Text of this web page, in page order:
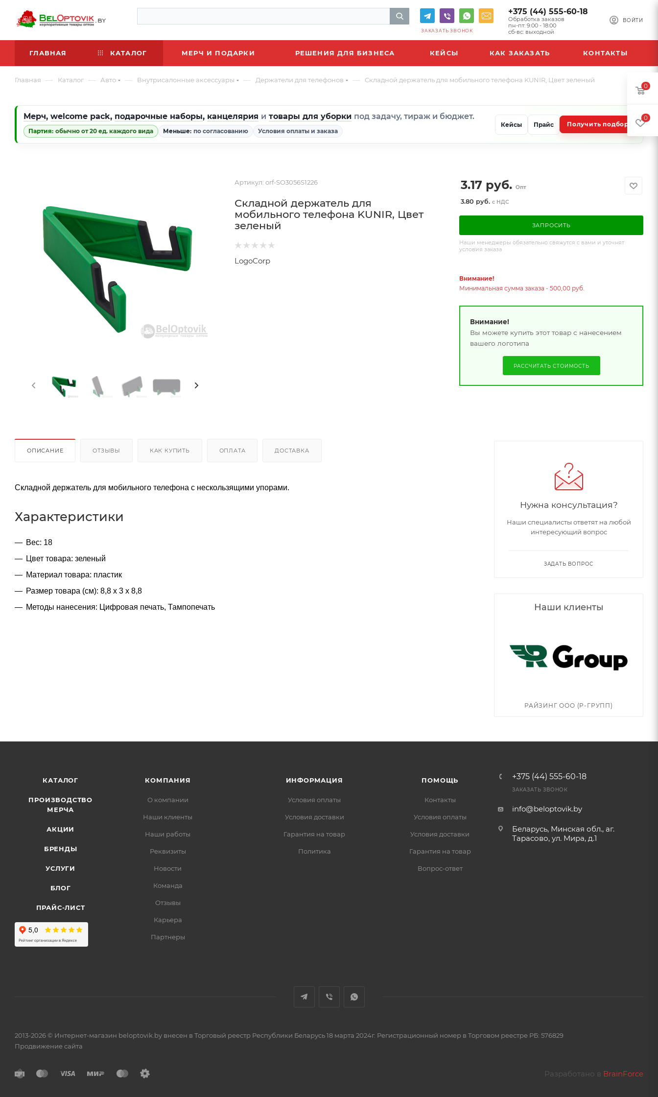
ВОЙТИ
+375 (44) 555-60-18
Обработка заказов
пн-пт: 9:00 - 18:00
сб-вс: выходной
ЗАКАЗАТЬ ЗВОНОК
ГЛАВНАЯ КАТАЛОГ МЕРЧ И ПОДАРКИ РЕШЕНИЯ ДЛЯ БИЗНЕСА КЕЙСЫ КАК ЗАКАЗАТЬ КОНТАКТЫ
Главная — Каталог — Авто — Внутрисалонные аксессуары — Держатели для телефонов — Складной держатель для мобильного телефона KUNIR, Цвет зеленый
Мерч, welcome pack, подарочные наборы, канцелярия и товары для уборки под задачу, тираж и бюджет.
Партия: обычно от 20 ед. каждого вида Меньше: по согласованию Условия оплаты и заказа
Кейсы Прайс Получить подбор
Артикул: orf-SO3056S1226
Складной держатель для
мобильного телефона KUNIR, Цвет
зеленый
LogoCorp
3.17 руб. Опт
3.80 руб.с НДС
ЗАПРОСИТЬ
Наши менеджеры обязательно свяжутся с вами и уточнят
условия заказа
Внимание!
Минимальная сумма заказа - 500,00 руб.
Внимание!
Вы можете купить этот товар с нанесением
вашего логотипа
РАССЧИТАТЬ СТОИМОСТЬ
ОПИСАНИЕ ОТЗЫВЫ КАК КУПИТЬ ОПЛАТА ДОСТАВКА
Складной держатель для мобильного телефона с нескользящими упорами.
Характеристики
Вес: 18
Цвет товара: зеленый
Материал товара: пластик
Размер товара (см): 8,8 х 3 х 8,8
Методы нанесения: Цифровая печать, Тампопечать
Нужна консультация?
Наши специалисты ответят на любой
интересующий вопрос
ЗАДАТЬ ВОПРОС
Наши клиенты
РАЙЗИНГ ООО (Р-ГРУПП)
КАТАЛОГ
ПРОИЗВОДСТВО
МЕРЧА
АКЦИИ
БРЕНДЫ
УСЛУГИ
БЛОГ
ПРАЙС-ЛИСТ
КОМПАНИЯ
О компании
Наши клиенты
Наши работы
Реквизиты
Новости
Команда
Отзывы
Карьера
Партнеры
ИНФОРМАЦИЯ
Условия оплаты
Условия доставки
Гарантия на товар
Политика
ПОМОЩЬ
Контакты
Условия оплаты
Условия доставки
Гарантия на товар
Вопрос-ответ
+375 (44) 555-60-18
ЗАКАЗАТЬ ЗВОНОК
info@beloptovik.by
Беларусь, Минская обл., аг.
Тарасово, ул. Мира, д.1
2013-2026 © Интернет-магазин beloptovik.by внесен в Торговый реестр Республики Беларусь 18 марта 2024г. Регистрационный номер в Торговом реестре РБ: 576829
Продвижение сайта
Разработано в BrainForce
0
0